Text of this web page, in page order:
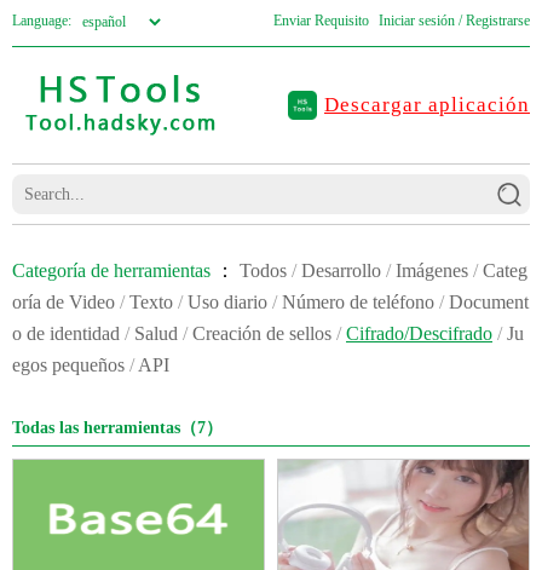
Language: Enviar Requisito Iniciar sesión / Registrarse
Descargar aplicación
Categoría de herramientas ： Todos / Desarrollo / Imágenes / Categ
oría de Video / Texto / Uso diario / Número de teléfono / Document
o de identidad / Salud / Creación de sellos / Cifrado/Descifrado / Ju
egos pequeños / API
Todas las herramientas（7）